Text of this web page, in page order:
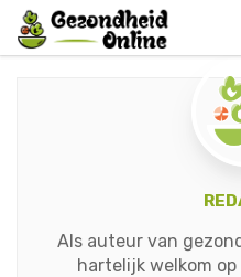
Als auteur van
hartelijk welkom